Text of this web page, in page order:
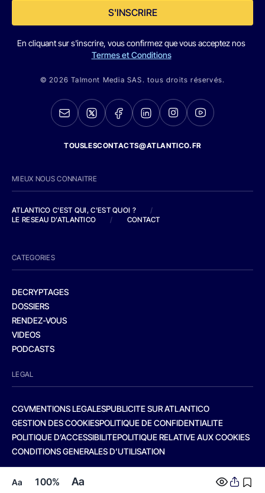
Aa 100% Aa
S'INSCRIRE
En cliquant sur s'inscrire, vous confirmez que vous acceptez nos
Termes et Conditions
© 2026 Talmont Media SAS. tous droits réservés.
TOUSLESCONTACTS@ATLANTICO.FR
MIEUX NOUS CONNAITRE
ATLANTICO C'EST QUI, C'EST QUOI ?
/
LE RESEAU D'ATLANTICO
/ CONTACT
CATEGORIES
DECRYPTAGES
DOSSIERS
RENDEZ-VOUS
VIDEOS
PODCASTS
LEGAL
CGVMENTIONS LEGALESPUBLICITE SUR ATLANTICO
GESTION DES COOKIESPOLITIQUE DE CONFIDENTIALITE
POLITIQUE D’ACCESSIBILITEPOLITIQUE RELATIVE AUX COOKIES
CONDITIONS GENERALES D’UTILISATION